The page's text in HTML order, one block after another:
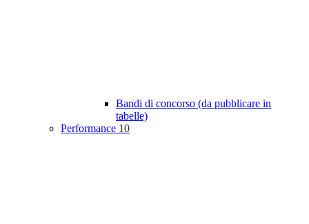
Bandi di concorso (da pubblicare in
tabelle)
Performance 10